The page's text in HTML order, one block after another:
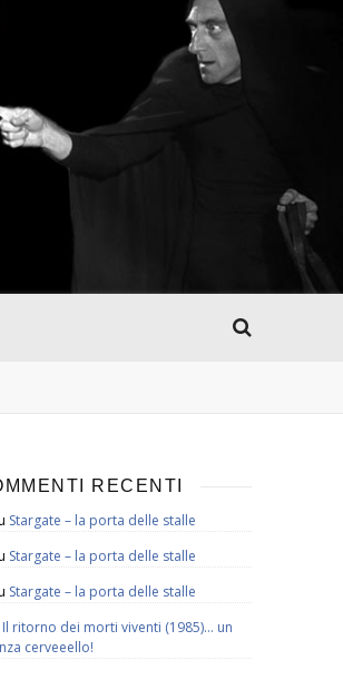
RECENTI
Stargate – la porta delle stalle
Stargate – la porta delle stalle
Stargate – la porta delle stalle
Il ritorno dei morti viventi (1985)… un
cerveeello!